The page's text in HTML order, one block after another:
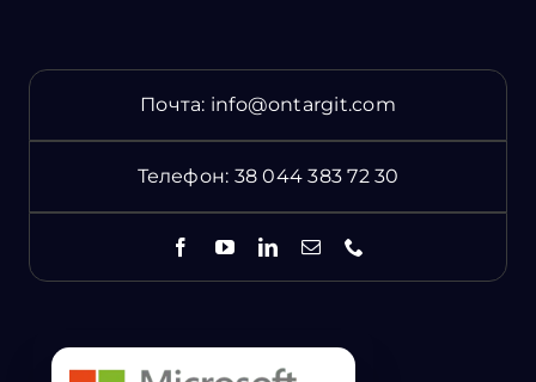
Почта: info@ontargit.com
Телефон: 38 044 383 72 30